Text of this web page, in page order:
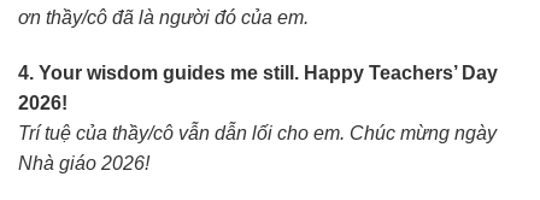
ơn thầy/cô đã là người đó của em.
4. Your wisdom guides me still. Happy Teachers’ Day
2026!
Trí tuệ của thầy/cô vẫn dẫn lối cho em. Chúc mừng ngày
Nhà giáo 2026!